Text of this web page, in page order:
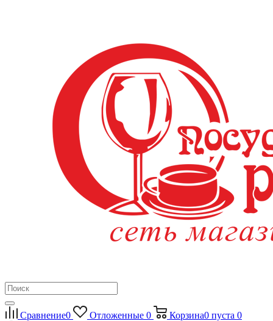
Сравнение0 Отложенные 0 Корзина0 пуста 0